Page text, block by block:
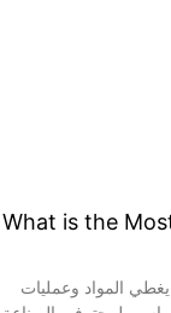
What is the
شامل لإنتاج دلو بذور الطيور في عام 2024، يغطي المواد وعمليات